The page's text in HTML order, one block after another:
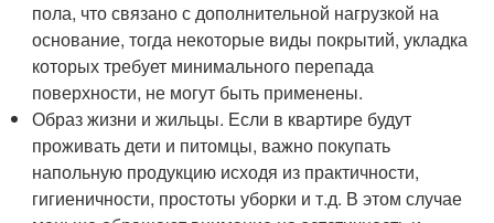
пола, что связано с дополнительной нагрузкой на
основание, тогда некоторые виды покрытий, укладка
которых требует минимального перепада
поверхности, не могут быть применены.
Образ жизни и жильцы. Если в квартире будут
проживать дети и питомцы, важно покупать
напольную продукцию исходя из практичности,
гигиеничности, простоты уборки и т.д. В этом случае